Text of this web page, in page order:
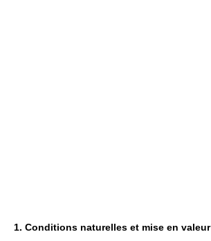
1. Conditions naturelles et mise en valeur